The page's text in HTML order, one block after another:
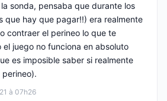
à 07h26
sonda, pensaba que durante los
que hay que pagar!!) era realmente
contraer el perineo lo que te
el juego no funciona en absoluto
es imposible saber si realmente